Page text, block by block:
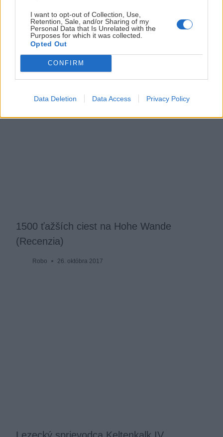
I want to opt-out of Collection, Use,
Retention, Sale, and/or Sharing of my
Personal Data that Is Unrelated with the
Purposes for which it was collected.
Opted Out
CONFIRM
Data Deletion Data Access Privacy Policy
Skialpové destinácie za druhými rakúskymi
humnami
1500 ťažších ciest na Hohe Wande
(Recenzia)
Robo 26. októbra 2017